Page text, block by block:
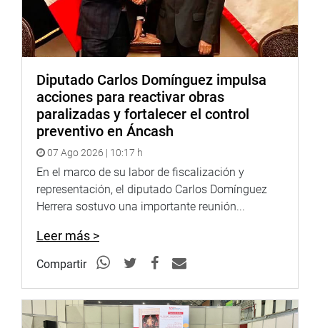
de concurso de gobierno a gobierno, referido
principalmente a la propuesta financiera del Reino Unido,
las comisiones a pagar, el costo total de la Ejecución de
los proyectos de prevención en los 17 ríos, cinco
quebradas y siete drenajes pluviales, así como los 74
centros educativos y 15 establecimientos de salud; y en
general, de todos los detalles antes de la firma del
convenio»,se lee en el documento enviado por el
parlamentario Salinas.
Al respecto, el congresista puso como ejemplo que en
15 millones, que
medianas constructoras peruanas en todo este tiempo
que se ha esperado avances en la reconstrucción. Es
decir ¿Qué se hizo en este tiempo?».
Asimismo, Salinas remarcó otro punto señalado por
Diputado Carlos Domínguez impulsa
acciones para reactivar obras
paralizadas y fortalecer el control
preventivo en Áncash
07 Ago 2026 | 10:17 h
En el marco de su labor de fiscalización y
representación, el diputado Carlos Domínguez
Herrera sostuvo una importante reunión...
Leer más >
Compartir